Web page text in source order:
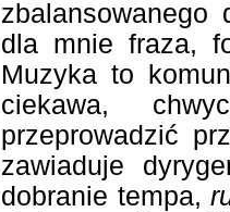
dla mnie fraza,
Muzyka to
ciekawa,
przeprowadzić
zawiaduje
dobranie tempa,